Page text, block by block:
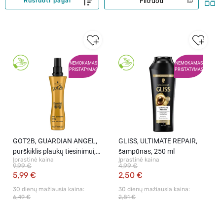
NEMOKAMAS
PRISTATYMAS
GOT2B, GUARDIAN ANGEL,
purškiklis plaukų tiesinimui,
200 ml
Įprastinė kaina
5,99 €
9,99 €
30 dienų mažiausia kaina:
6,49 €
NEMOKAMAS
PRISTATYMAS
GLISS, ULTIMATE REPAIR,
šampūnas, 250 ml
Įprastinė kaina
2,50 €
4,99 €
30 dienų mažiausia kaina:
2,81 €